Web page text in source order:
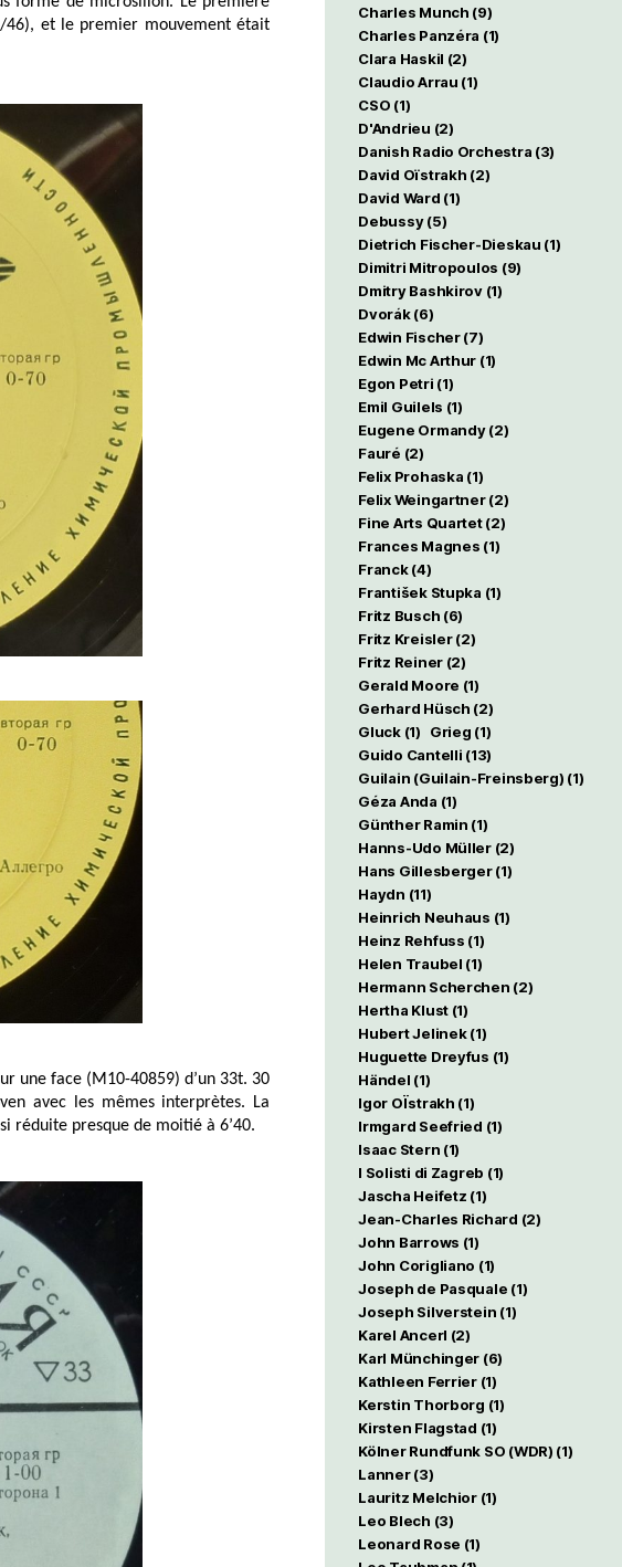
46), et le premier mouvement était
une face (M10-40859) d’un 33t. 30
avec les mêmes interprètes. La
réduite presque de moitié à 6’40.
Charles Munch (9)
Charles Panzéra (1)
Clara Haskil (2)
Claudio Arrau (1)
CSO (1)
D'Andrieu (2)
Danish Radio Orchestra (3)
David Oïstrakh (2)
David Ward (1)
Debussy(5)
Dietrich Fischer-Dieskau (1)
Dimitri Mitropoulos (9)
Dmitry Bashkirov(1)
Dvorák(6)
Edwin Fischer(7)
Edwin Mc Arthur (1)
Egon Petri (1)
Emil Guilels (1)
Eugene Ormandy(2)
Fauré (2)
Felix Prohaska (1)
Felix Weingartner(2)
Fine Arts Quartet(2)
Frances Magnes (1)
Franck(4)
František Stupka (1)
Fritz Busch (6)
Fritz Kreisler(2)
Fritz Reiner(2)
Gerald Moore (1)
Gerhard Hüsch (2)
Gluck(1) Grieg (1)
Guido Cantelli (13)
Guilain (Guilain-Freinsberg) (1)
Géza Anda (1)
Günther Ramin (1)
Hanns-Udo Müller(2)
Hans Gillesberger(1)
Haydn (11)
Heinrich Neuhaus (1)
Heinz Rehfuss (1)
Helen Traubel (1)
Hermann Scherchen (2)
Hertha Klust(1)
Hubert Jelinek(1)
Huguette Dreyfus (1)
Händel (1)
Igor OÏstrakh (1)
Irmgard Seefried (1)
Isaac Stern (1)
I Solisti di Zagreb (1)
Jascha Heifetz (1)
Jean-Charles Richard (2)
John Barrows (1)
John Corigliano (1)
Joseph de Pasquale (1)
Joseph Silverstein (1)
Karel Ancerl (2)
Karl Münchinger (6)
Kathleen Ferrier(1)
Kerstin Thorborg (1)
Kirsten Flagstad (1)
Kölner Rundfunk SO (WDR) (1)
Lanner(3)
Lauritz Melchior(1)
Leo Blech (3)
Leonard Rose (1)